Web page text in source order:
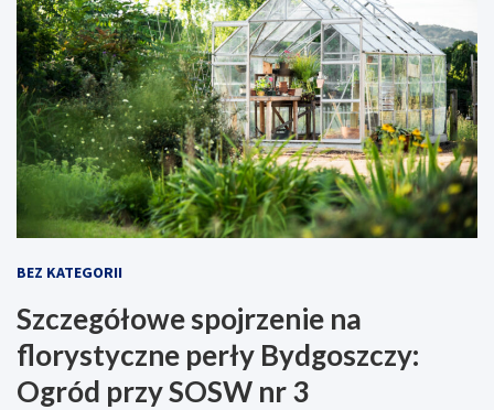
BEZ KATEGORII
Szczegółowe spojrzenie na
florystyczne perły Bydgoszczy:
Ogród przy SOSW nr 3